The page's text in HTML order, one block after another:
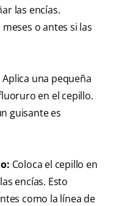
las encías.
o antes si las
Aplica una pequeña
en el cepillo.
guisante es
Coloca el cepillo en
encías. Esto
como la línea de